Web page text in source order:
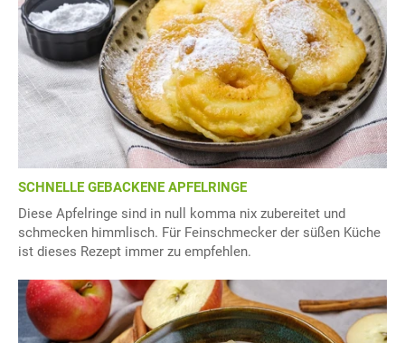
SCHNELLE GEBACKENE APFELRINGE
Diese Apfelringe sind in null komma nix zubereitet und
schmecken himmlisch. Für Feinschmecker der süßen Küche
ist dieses Rezept immer zu empfehlen.